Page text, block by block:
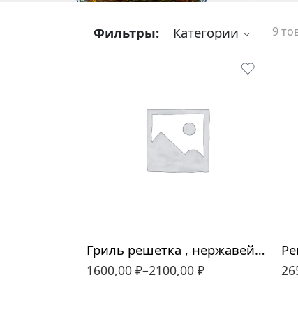
Фильтры: Категории 9
Гриль решетка , нержавейка 5мм
1600,00 ₽–2100,00 ₽